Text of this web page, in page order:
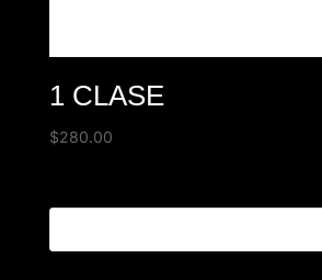
1 CLASE
$280.00